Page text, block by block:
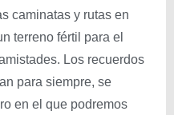
caminatas y rutas en
terreno fértil para el
Los recuerdos
para siempre, se
en el que podremos